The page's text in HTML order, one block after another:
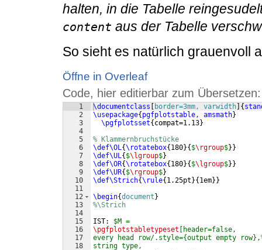
halten, in die Tabelle
content aus der Tabelle
So sieht es natürlich grauenvoll
Öffne in Overleaf
Code, hier editierbar zum Übersetzen:
1
2
3
4
5
6
7
8
9
10
11
12
13
14
15
16
17
18
\documentclass [ border=3mm, varwidth] {
\usepackage{pgfplotstable, amsmath}
\pgfplotsset{compat=1.13}
% Klammernbruchstücke
\def\OL {\rotatebox{180}{$\rgroup$}}
\def\UL {$\lgroup$}
\def\OR{\rotatebox{180}{$\lgroup$}}
\def\UR{$\rgroup$}
\def\Strich{\rule{1.25pt}{1em}}
\begin{document}
%\Strich
IST: $M =
\pgfplotstabletypeset [header=false,
every head row/.style={output empty row},
string type,